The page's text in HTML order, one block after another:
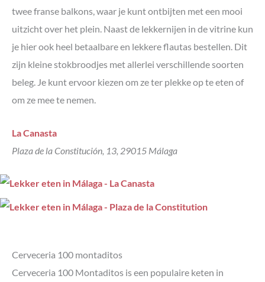
twee franse balkons, waar je kunt ontbijten met een mooi
uitzicht over het plein. Naast de lekkernijen in de vitrine kun
je hier ook heel betaalbare en lekkere flautas bestellen. Dit
zijn kleine stokbroodjes met allerlei verschillende soorten
beleg. Je kunt ervoor kiezen om ze ter plekke op te eten of
om ze mee te nemen.
La Canasta
Plaza de la Constitución, 13, 29015 Málaga
Cerveceria 100 montaditos
Cerveceria 100 Montaditos is een populaire keten in